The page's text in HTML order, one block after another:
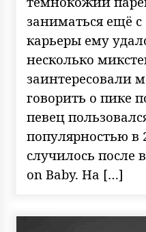
заниматься ещё с
карьеры ему
несколько
заинтересовали
говорить о пике
певец
популярностью в
случилось после
on Baby. На […]